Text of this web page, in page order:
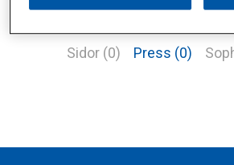
Sidor (0) Press (0)